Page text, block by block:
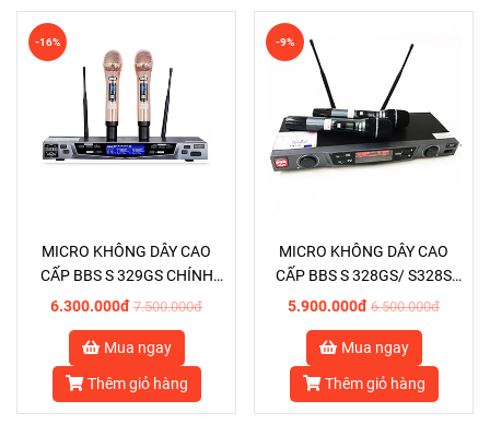
MICRO KHÔNG DÂY CAO
CẤP BBS S 329GS CHÍNH
HÃNG
6.300.000đ 7.500.000đ
-16%
Mua ngay
Thêm giỏ hàng
MICRO KHÔNG DÂY CAO
CẤP BBS S 328GS/ S328S
CHÍNH HÃNG
5.900.000đ 6.500.000đ
-9%
Mua ngay
Thêm giỏ hàng